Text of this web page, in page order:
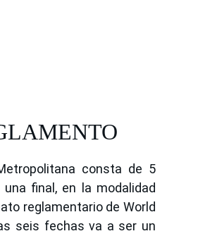
consta de 5
final, en la modalidad
reglamentario de World
seis fechas va a ser un